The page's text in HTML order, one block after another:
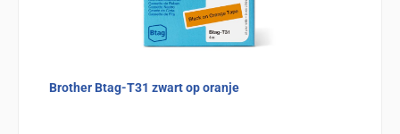
Brother Btag-T31 zwart op oranje